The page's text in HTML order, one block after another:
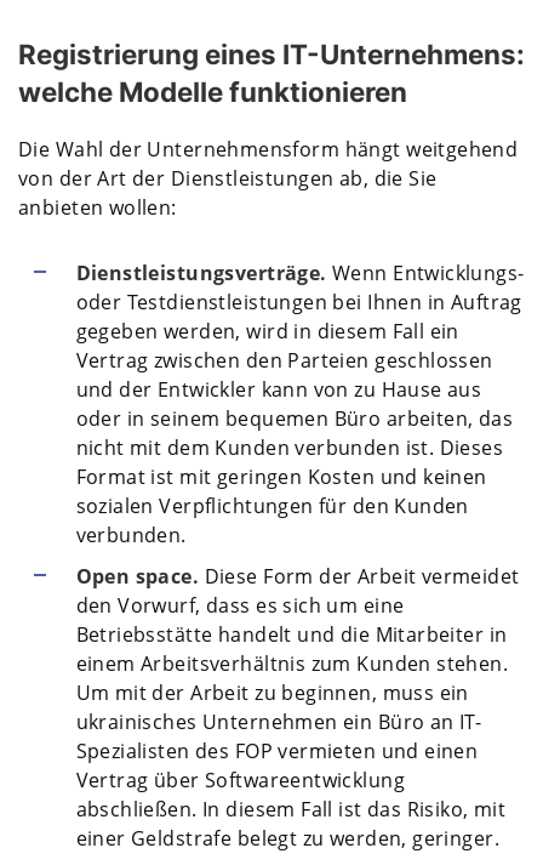
Registrierung eines IT-Unternehmens:
welche Modelle funktionieren
Die Wahl der Unternehmensform hängt weitgehend
von der Art der Dienstleistungen ab, die Sie
anbieten wollen:
Dienstleistungsverträge.Wenn Entwicklungs-
oder Testdienstleistungen bei Ihnen in Auftrag
gegeben werden, wird in diesem Fall ein
Vertrag zwischen den Parteien geschlossen
und der Entwickler kann von zu Hause aus
oder in seinem bequemen Büro arbeiten, das
nicht mit dem Kunden verbunden ist. Dieses
Format ist mit geringen Kosten und keinen
sozialen Verpflichtungen für den Kunden
verbunden.
Open space. Diese Form der Arbeit vermeidet
den Vorwurf, dass es sich um eine
Betriebsstätte handelt und die Mitarbeiter in
einem Arbeitsverhältnis zum Kunden stehen.
Um mit der Arbeit zu beginnen, muss ein
ukrainisches Unternehmen ein Büro an IT-
Spezialisten des FOP vermieten und einen
Vertrag über Softwareentwicklung
abschließen. In diesem Fall ist das Risiko, mit
einer Geldstrafe belegt zu werden, geringer.